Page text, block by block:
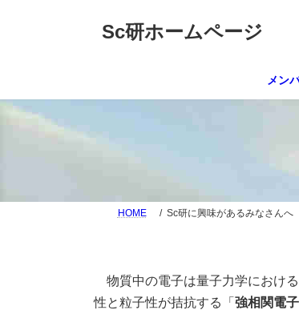
Sc研ホームページ
メン
HOME Sc研に興味があるみなさんへ
物質中の電子は量子力学におけ
性と粒子性が拮抗する「 強相関電